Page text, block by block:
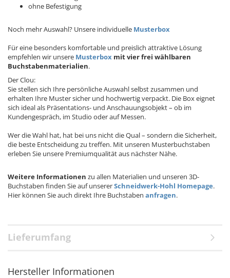
ohne Befestigung
Noch mehr Auswahl? Unsere individuelle Musterbox
Für eine besonders komfortable und preislich attraktive Lösung
empfehlen wir unsere Musterbox mit vier frei wählbaren
Buchstabenmaterialien.
Der Clou:
Sie stellen sich Ihre persönliche Auswahl selbst zusammen und
erhalten Ihre Muster sicher und hochwertig verpackt. Die Box eignet
sich ideal als Präsentations- und Anschauungsobjekt – ob im
Kundengespräch, im Studio oder auf Messen.
Wer die Wahl hat, hat bei uns nicht die Qual – sondern die Sicherheit,
die beste Entscheidung zu treffen. Mit unseren Musterbuchstaben
erleben Sie unsere Premiumqualität aus nächster Nähe.
Weitere Informationen zu allen Materialien und unseren 3D-
Buchstaben finden Sie auf unsererSchneidwerk-Hohl Homepage.
Hier können Sie auch direkt Ihre Buchstaben anfragen.
Lieferumfang
Hersteller Informationen